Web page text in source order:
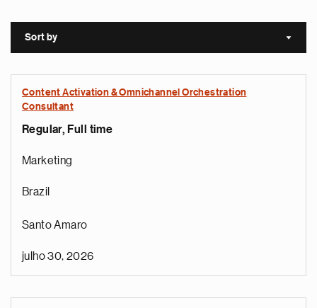
Sort by Sort
Content Activation & Omnichannel Orchestration
Consultant
Regular, Full time
Marketing
Brazil
Santo Amaro
julho 30, 2026